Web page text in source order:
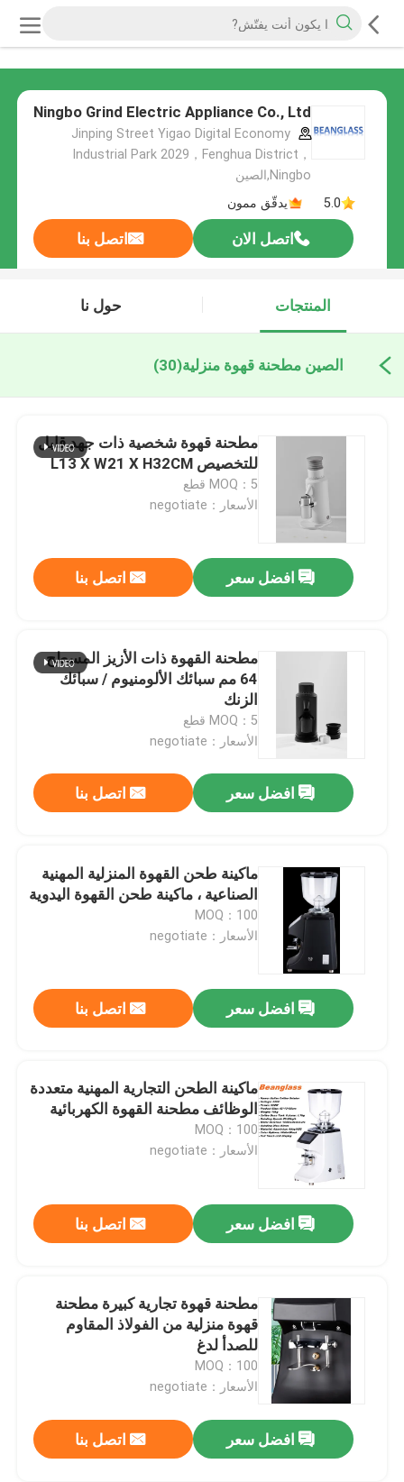
Ningbo Grind Electric Appliance Co., Ltd
Jinping Street Yigao Digital Economy
Industrial Park 2029，Fenghua District，
Ningbo,الصين
5.0
يدقّق ممون
اتصل الان اتصل بنا
المنتجات حول نا
الصين مطحنة قهوة منزلية(30)
مطحنة قهوة شخصية ذات جهد قابل
للتخصيص L13 X W21 X H32CM
MOQ：5 قطع
الأسعار：negotiate
افضل سعر اتصل بنا
مطحنة القهوة ذات الأزيز المسطح
64 مم سبائك الألومنيوم / سبائك
الزنك
MOQ：5 قطع
الأسعار：negotiate
افضل سعر اتصل بنا
ماكينة طحن القهوة المنزلية المهنية
الصناعية ، ماكينة طحن القهوة اليدوية
MOQ：100
الأسعار：negotiate
افضل سعر اتصل بنا
ماكينة الطحن التجارية المهنية متعددة
الوظائف مطحنة القهوة الكهربائية
MOQ：100
الأسعار：negotiate
افضل سعر اتصل بنا
مطحنة قهوة تجارية كبيرة مطحنة
قهوة منزلية من الفولاذ المقاوم
للصدأ لدغ
MOQ：100
الأسعار：negotiate
افضل سعر اتصل بنا